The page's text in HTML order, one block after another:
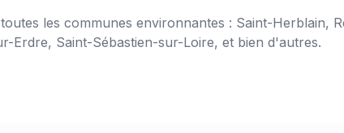
les communes environnantes : Saint-Herblain,
Erdre, Saint-Sébastien-sur-Loire, et bien d'autres.